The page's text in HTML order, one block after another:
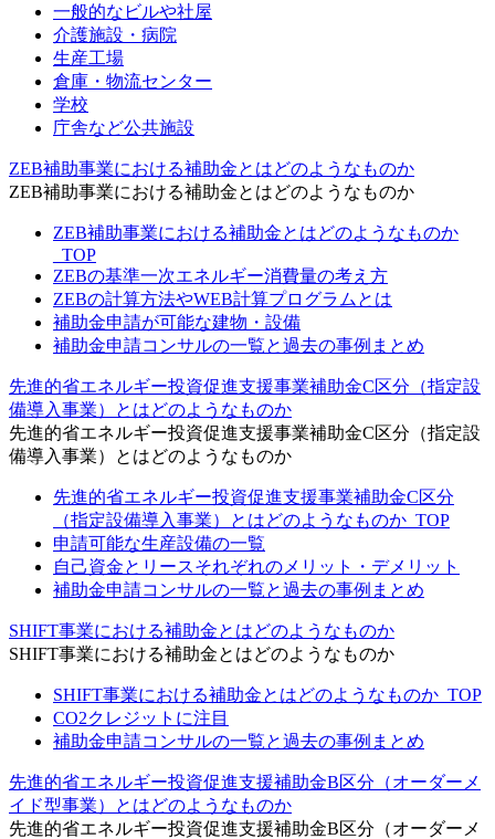
一般的なビルや社屋
介護施設・病院
生産工場
倉庫・物流センター
学校
庁舎など公共施設
ZEB補助事業における補助金とはどのようなものか
ZEB補助事業における補助金とはどのようなものか
ZEB補助事業における補助金とはどのようなものか
_TOP
ZEBの基準一次エネルギー消費量の考え方
ZEBの計算方法やWEB計算プログラムとは
補助金申請が可能な建物・設備
補助金申請コンサルの一覧と過去の事例まとめ
先進的省エネルギー投資促進支援事業補助金C区分（指定設
備導入事業）とはどのようなものか
先進的省エネルギー投資促進支援事業補助金C区分（指定設
備導入事業）とはどのようなものか
先進的省エネルギー投資促進支援事業補助金C区分
（指定設備導入事業）とはどのようなものか_TOP
申請可能な生産設備の一覧
自己資金とリースそれぞれのメリット・デメリット
補助金申請コンサルの一覧と過去の事例まとめ
SHIFT事業における補助金とはどのようなものか
SHIFT事業における補助金とはどのようなものか
SHIFT事業における補助金とはどのようなものか_TOP
CO2クレジットに注目
補助金申請コンサルの一覧と過去の事例まとめ
先進的省エネルギー投資促進支援補助金B区分（オーダーメ
イド型事業）とはどのようなものか
先進的省エネルギー投資促進支援補助金B区分（オーダーメ